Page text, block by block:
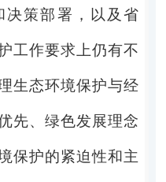
决策部署，以及省
工作要求上仍有不
生态环境保护与经
先、绿色发展理念
保护的紧迫性和主